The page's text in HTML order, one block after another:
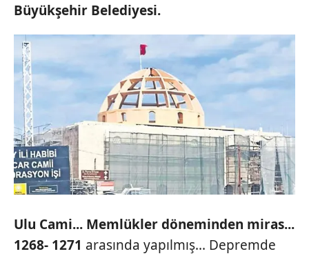
Büyükşehir Belediyesi.
Ulu Cami... Memlüklerdöneminden miras...
1268- 1271 arasında yapılmış... Depremde